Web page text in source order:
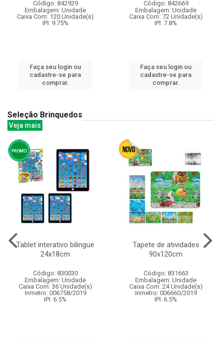
Código: 842929
Embalagem: Unidade
Caixa Com: 120 Unidade(s)
IPI: 9.75%
Faça seu login ou
cadastre-se para
comprar.
Código: 842669
Embalagem: Unidade
Caixa Com: 72 Unidade(s)
IPI: 7.8%
Faça seu login ou
cadastre-se para
comprar.
Seleção Brinquedos
Veja mais
Tablet interativo bilingue
24x18cm
Código: 830030
Embalagem: Unidade
Caixa Com: 36 Unidade(s)
Inmetro: 006758/2019
IPI: 6.5%
Tapete de atividades
90x120cm
Código: 831663
Embalagem: Unidade
Caixa Com: 24 Unidade(s)
Inmetro: 006660/2019
IPI: 6.5%